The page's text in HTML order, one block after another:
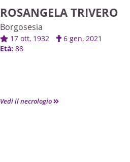
ROSANGELA TRIVERO
Borgosesia
17 ott, 1932
6 gen, 2021
Età: 88
Vedi il necrologio